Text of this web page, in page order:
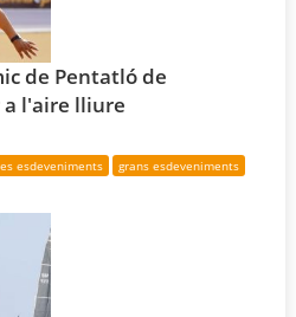
de Pentatló de
a l'aire lliure
esdeveniments grans esdeveniments